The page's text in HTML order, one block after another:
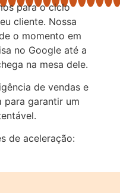
para o ciclo
cliente. Nossa
o momento em
no Google até a
na mesa dele.
de vendas e
para garantir um
de aceleração: